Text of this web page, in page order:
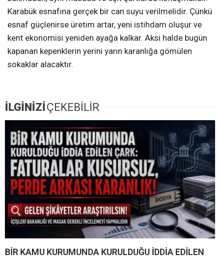
Karabük esnafına gerçek bir can suyu verilmelidir. Çünkü
esnaf güçlenirse üretim artar, yeni istihdam oluşur ve
kent ekonomisi yeniden ayağa kalkar. Aksi halde bugün
kapanan kepenklerin yerini yarın karanlığa gömülen
sokaklar alacaktır.
İLGİNİZİ ÇEKEBİLİR
BİR KAMU KURUMUNDA KURULDUĞU İDDİA EDİLEN